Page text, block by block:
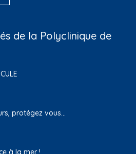
de la Polyclinique de
protégez vous…
à la mer !